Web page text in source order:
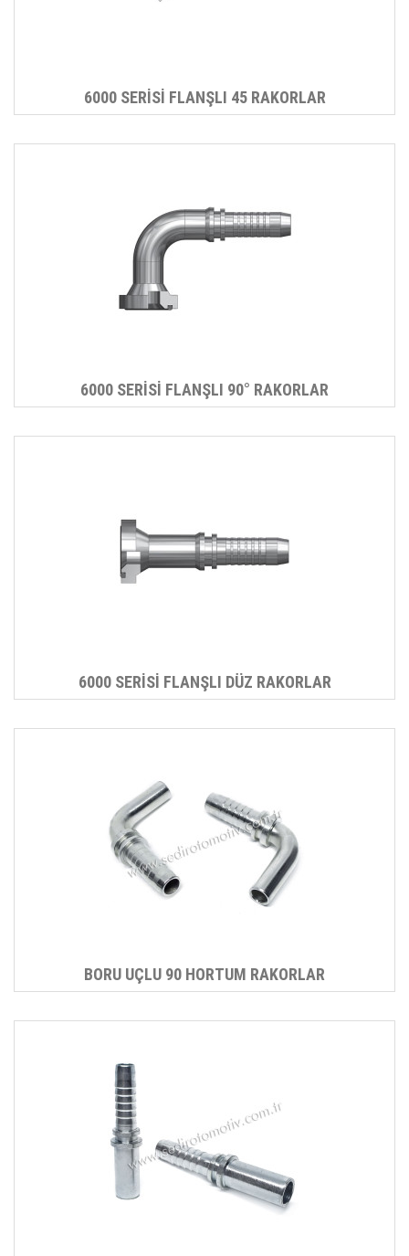
6000 SERİSİ FLANŞLI 45 RAKORLAR
6000 SERİSİ FLANŞLI 90° RAKORLAR
6000 SERİSİ FLANŞLI DÜZ RAKORLAR
BORU UÇLU 90 HORTUM RAKORLAR